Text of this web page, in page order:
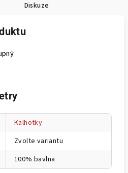
Diskuze
Kalhotky
Zvolte variantu
100% bavlna